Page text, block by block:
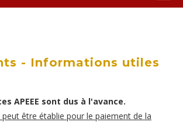
- Informations utiles
APEEE sont dus à l'avance.
être établie pour le paiement de la